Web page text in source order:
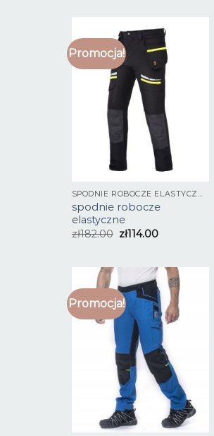
Promocja!
SPODNIE ROBOCZE ELASTYCZNE
spodnie robocze
elastyczne
zł182.00 zł114.00
Promocja!